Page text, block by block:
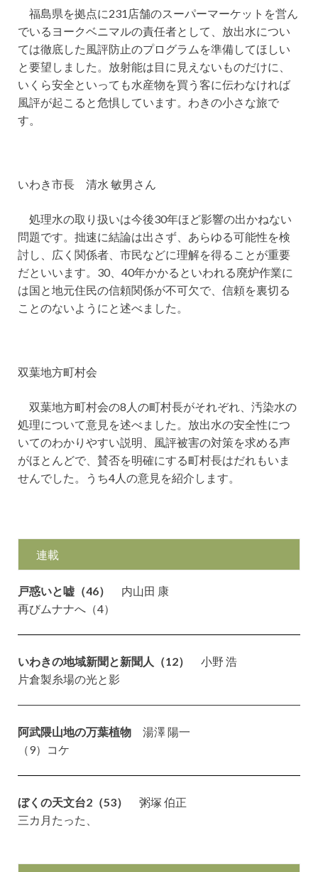
福島県を拠点に231店舗のスーパーマーケットを営ん
でいるヨークベニマルの責任者として、放出水につい
ては徹底した風評防止のプログラムを準備してほしい
と要望しました。放射能は目に見えないものだけに、
いくら安全といっても水産物を買う客に伝わなければ
風評が起こると危惧しています。わきの小さな旅で
す。
いわき市長 清水 敏男さん
処理水の取り扱いは今後30年ほど影響の出かねない
問題です。拙速に結論は出さず、あらゆる可能性を検
討し、広く関係者、市民などに理解を得ることが重要
だといいます。30、40年かかるといわれる廃炉作業に
は国と地元住民の信頼関係が不可欠で、信頼を裏切る
ことのないようにと述べました。
双葉地方町村会
双葉地方町村会の8人の町村長がそれぞれ、汚染水の
処理について意見を述べました。放出水の安全性につ
いてのわかりやすい説明、風評被害の対策を求める声
がほとんどで、賛否を明確にする町村長はだれもいま
せんでした。うち4人の意見を紹介します。
連載
戸惑いと嘘（46） 内山田 康
再びムナナへ（4）
いわきの地域新聞と新聞人（12） 小野 浩
片倉製糸場の光と影
阿武隈山地の万葉植物 湯澤 陽一
（9）コケ
ぼくの天文台2（53）
粥塚 伯正
三カ月たった、